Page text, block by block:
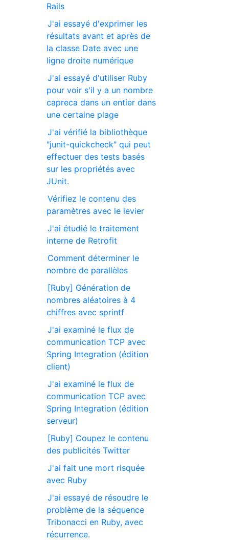
Rails
J'ai essayé d'exprimer les
résultats avant et après de
la classe Date avec une
ligne droite numérique
J'ai essayé d'utiliser Ruby
pour voir s'il y a un nombre
capreca dans un entier dans
une certaine plage
J'ai vérifié la bibliothèque
"junit-quickcheck" qui peut
effectuer des tests basés
sur les propriétés avec
JUnit.
Vérifiez le contenu des
paramètres avec le levier
J'ai étudié le traitement
interne de Retrofit
Comment déterminer le
nombre de parallèles
[Ruby] Génération de
nombres aléatoires à 4
chiffres avec sprintf
J'ai examiné le flux de
communication TCP avec
Spring Integration (édition
client)
J'ai examiné le flux de
communication TCP avec
Spring Integration (édition
serveur)
[Ruby] Coupez le contenu
des publicités Twitter
J'ai fait une mort risquée
avec Ruby
J'ai essayé de résoudre le
problème de la séquence
Tribonacci en Ruby, avec
récurrence.